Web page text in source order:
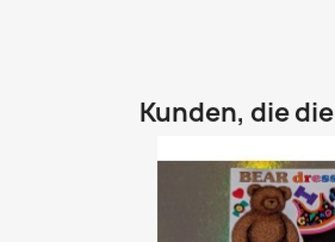
Kunden, die